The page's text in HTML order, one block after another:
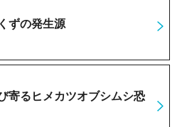
ずの発生源
寄るヒメカツオブシムシ恐